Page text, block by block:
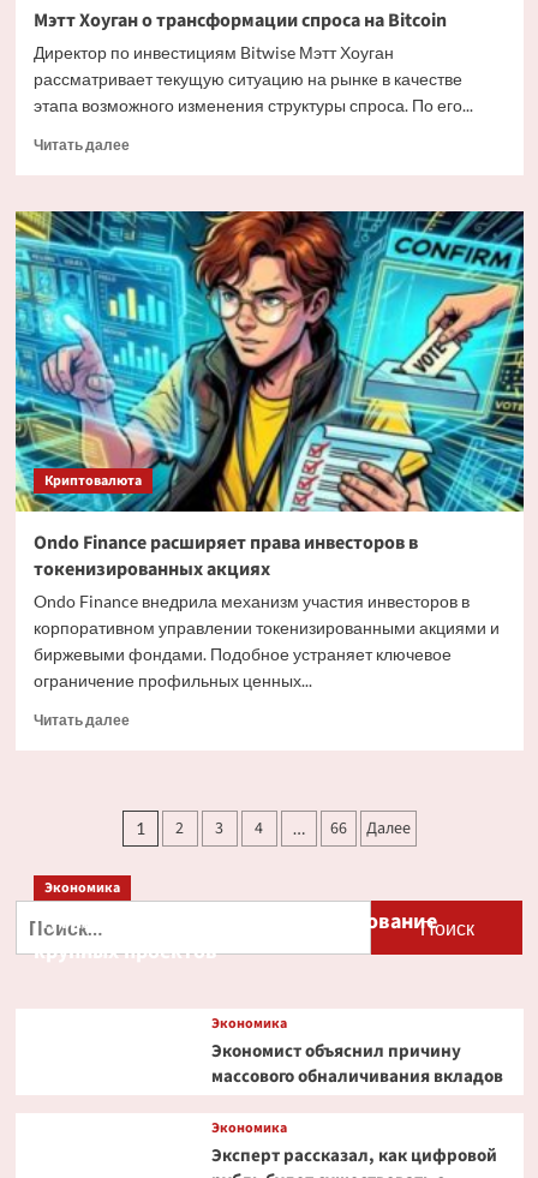
Мэтт Хоуган о трансформации спроса на Bitcoin
Директор по инвестициям Bitwise Мэтт Хоуган
рассматривает текущую ситуацию на рынке в качестве
этапа возможного изменения структуры спроса. По его...
Читать далееПрочитать
Мэтт
Хоуган
о
трансформации
спроса
на
Bitcoin
Криптовалюта
Ondo Finance расширяет права инвесторов в
токенизированных акциях
Ondo Finance внедрила механизм участия инвесторов в
корпоративном управлении токенизированными акциями и
биржевыми фондами. Подобное устраняет ключевое
ограничение профильных ценных...
Читать далееПрочитать
Finance
расширяет
инвесторов
в
Пагинация
записей
1 2 3 4 … 66 Далее
Экономика
Путин и Костин обсудили кредитование
крупных проектов
Экономика
Экономист объяснил причину
массового обналичивания вкладов
Экономика
Эксперт рассказал, как цифровой